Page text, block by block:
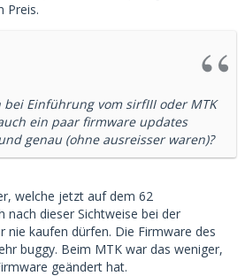
Preis.
bei Einführung vom sirfIII oder MTK
ein paar firmware updates
genau (ohne ausreisser waren)?
welche jetzt auf dem 62
nach dieser Sichtweise bei der
nie kaufen dürfen. Die Firmware des
buggy. Beim MTK war das weniger,
geändert hat.